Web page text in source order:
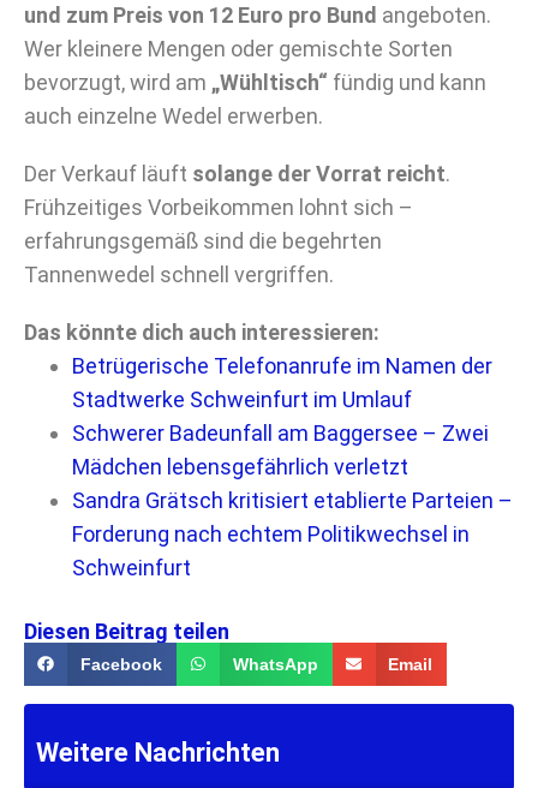
und zum Preis von 12 Euro pro Bund angeboten.
Wer kleinere Mengen oder gemischte Sorten
bevorzugt, wird am „Wühltisch“ fündig und kann
auch einzelne Wedel erwerben.
Der Verkauf läuft solange der Vorrat reicht.
Frühzeitiges Vorbeikommen lohnt sich –
erfahrungsgemäß sind die begehrten
Tannenwedel schnell vergriffen.
Das könnte dich auch interessieren:
Betrügerische Telefonanrufe im Namen der
Stadtwerke Schweinfurt im Umlauf
Schwerer Badeunfall am Baggersee – Zwei
Mädchen lebensgefährlich verletzt
Sandra Grätsch kritisiert etablierte Parteien –
Forderung nach echtem Politikwechsel in
Schweinfurt
Diesen Beitrag teilen
Facebook WhatsApp Email
Weitere Nachrichten